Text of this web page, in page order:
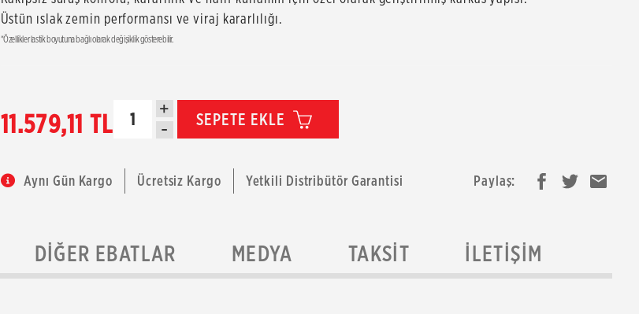
Üstün ıslak zemin performansı ve viraj kararlılığı.
*Özellikler lastik boyutuna bağlı olarak değişiklik gösterebilir.
11.579,11 TL +
- SEPETE EKLE
Aynı Gün Kargo Ücretsiz Kargo Yetkili Distribütör Garantisi Paylaş:
DIĞER EBATLAR MEDYA TAKSIT İLETIŞIM